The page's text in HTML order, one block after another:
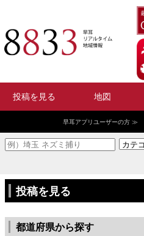
投稿を見る 地図
早耳アプリユーザーの方 ≫
投稿を見る
都道府県から探す